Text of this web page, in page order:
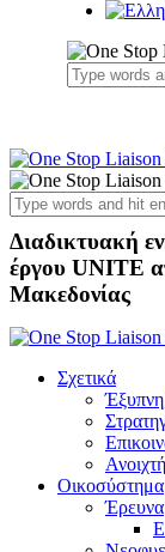
Διαδικτυακή
έργου UNITE
Μακεδονίας
Σχετικά
Έξυπνη
Οικοσύστημα
Έρευνα